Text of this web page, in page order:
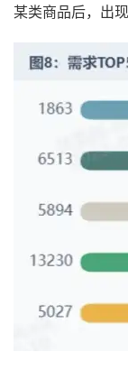
某类商品后，出